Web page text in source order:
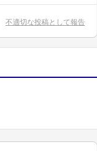
不適切な投稿として報告